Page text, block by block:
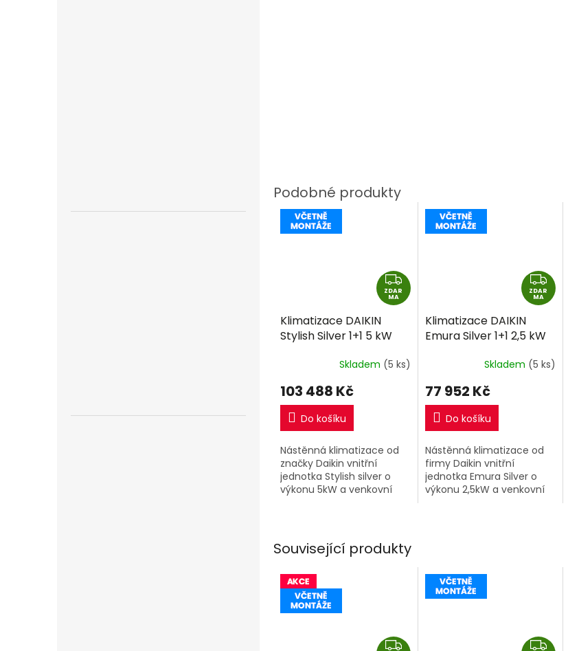
Související produkty
Z
Z
Z
D
A
ZDAR
MA
Klimatizace DAIKIN
Stylish Silver 1+1 5 kW
Skladem (5 ks)
103 488 Kč
Do košíku
Nástěnná klimatizace od
značky Daikin vnitřní
jednotka Stylish silver o
výkonu 5kW a venkovní
Z
D
R
A
ZDAR
MA
Klimatizace DAIKIN
Emura Silver 1+1 2,5 kW
Skladem (5 ks)
77 952 Kč
Do košíku
Nástěnná klimatizace od
firmy Daikin vnitřní
jednotka Emura Silver o
výkonu 2,5kW a venkovní